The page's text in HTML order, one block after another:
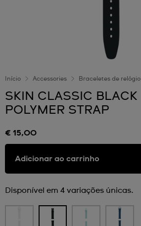
Início Accessories Braceletes de relógio
SKIN CLASSIC BLACK
POLYMER STRAP
€ 15,00
Adicionar ao carrinho
Disponível em 4 variações únicas.